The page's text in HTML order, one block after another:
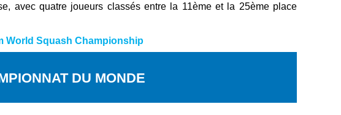
avec quatre joueurs classés entre la 11ème et la 25ème place
World Squash Championship
DU MONDE